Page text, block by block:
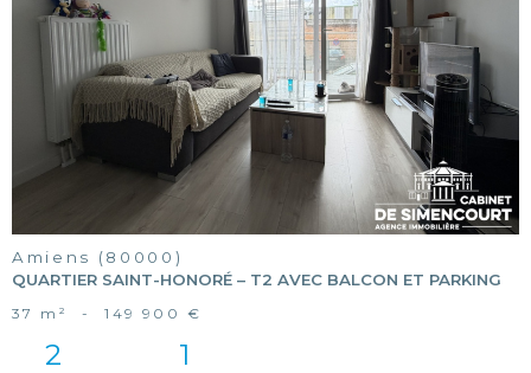
voir le
bien
Amiens (80000)
QUARTIER SAINT-HONORÉ – T2 AVEC BALCON ET PARKING
37 m² - 149 900 €
2 1